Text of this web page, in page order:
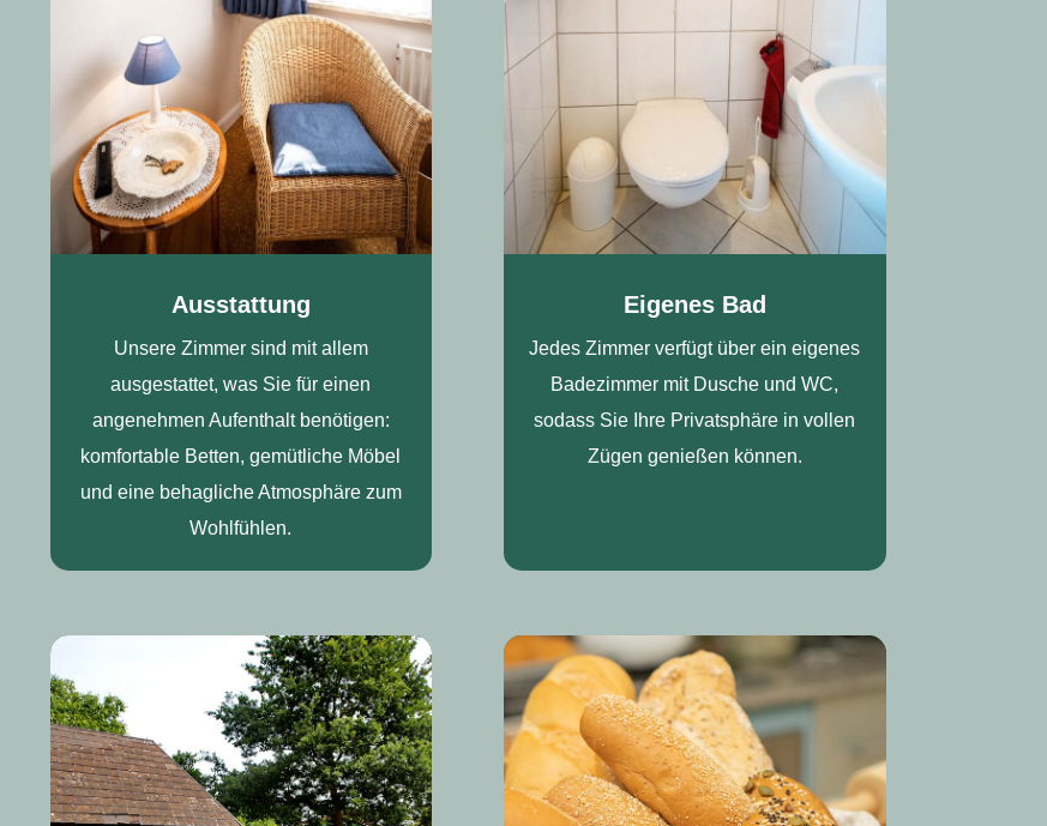
Ausstattung
Unsere Zimmer sind mit allem
ausgestattet, was Sie für einen
angenehmen Aufenthalt benötigen:
komfortable Betten, gemütliche Möbel
und eine behagliche Atmosphäre zum
Wohlfühlen.
Eigenes Bad
Jedes Zimmer verfügt über ein eigenes
Badezimmer mit Dusche und WC,
sodass Sie Ihre Privatsphäre in vollen
Zügen genießen können.